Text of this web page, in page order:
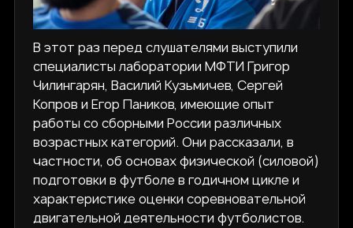
В этот раз перед слушателями выступили
специалисты лаборатории МФТИ Григор
Чилингарян, Василий Кузьмичев, Сергей
Копров и Егор Паников, имеющие опыт
работы со сборными России различных
возрастных категорий. Они рассказали, в
частности, об основах физической (силовой)
подготовки в футболе в годичном цикле и
характеристике оценки соревновательной
двигательной деятельности футболистов.